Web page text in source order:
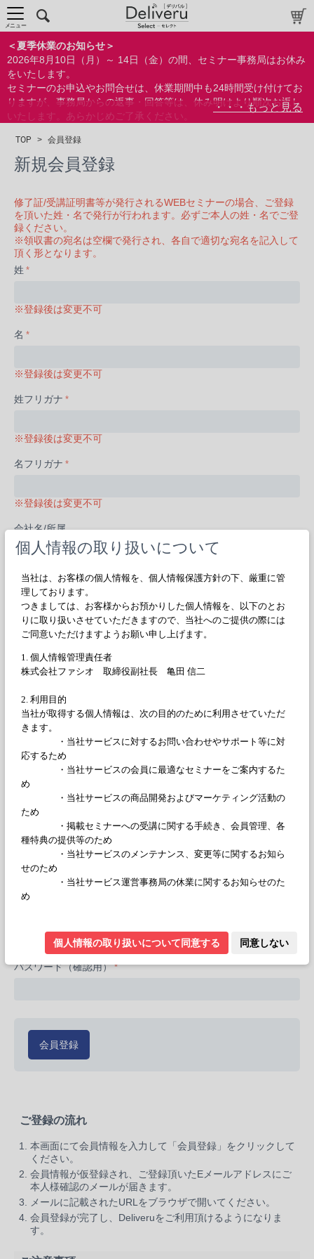
＜夏季休業のお知らせ＞
2026年8月10日（月）～ 14日（金）の間、セミナー事務局はお休み
をいたします。
セミナーのお申込やお問合せは、休業期間中も24時間受け付けてお
りますが、事務局からの返事・回答等は、休み明けより順次お返し
いたします。あらかじめご了承ください。
ができます。
メニュー
TOP > 会員登録
新規会員登録
修了証/受講証明書等が発行されるWEBセミナーの場合、ご登録
を頂いた姓・名で発行が行われます。必ずご本人の姓・名でご登
録ください。
※領収書の宛名は空欄で発行され、各自で適切な宛名を記入して
頂く形となります。
姓
※登録後は変更不可
名
※登録後は変更不可
姓フリガナ
※登録後は変更不可
名フリガナ
※登録後は変更不可
会社名/所属
「個人」「学生」などとしてください
部署
役職
※役職がない場合は「なし」「一般社員(職員)」「従業員」など
としてください
メールアドレス
※登録後は変更不可
パスワード（確認用）
会員登録
ご登録の流れ
本画面にて会員情報を入力して「会員登録」をクリックして
ください。
会員情報が仮登録され、ご登録頂いたEメールアドレスにご
本人様確認のメールが届きます。
メールに記載されたURLをブラウザで開いてください。
会員登録が完了し、Deliveruをご利用頂けるようになりま
す。
個人情報の取り扱いについて
個人情報の取り扱いについて同意する 同意しない